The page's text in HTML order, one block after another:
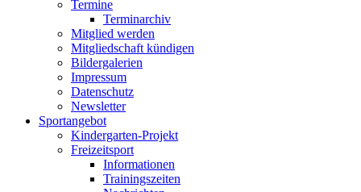
Termine
Terminarchiv
Mitglied werden
Mitgliedschaft kündigen
Bildergalerien
Impressum
Datenschutz
Newsletter
Sportangebot
Kindergarten-Projekt
Freizeitsport
Informationen
Trainingszeiten